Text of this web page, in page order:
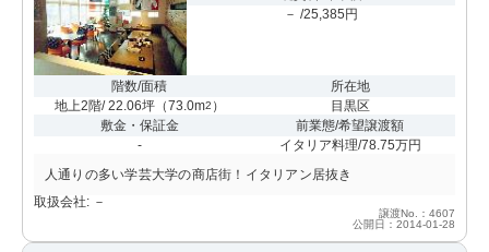
－ /25,385円
階数/面積
地上2階/ 22.06坪（73.0m2 ）
所在地
目黒区
敷金・保証金
-
前業態/希望譲渡額
イタリア料理/78.75万円
人通りの多い学芸大学の商店街！イタリアン居抜き
取扱会社: －
譲渡No.：4607
公開日：2014-01-28